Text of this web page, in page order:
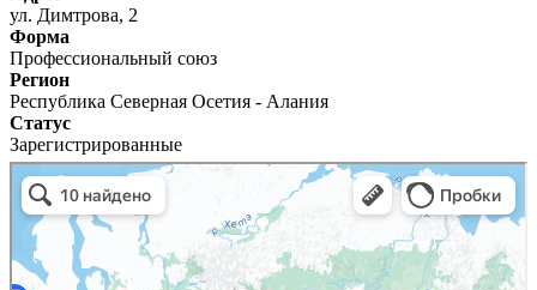
ул. Димтрова, 2
Форма
Профессиональный союз
Регион
Республика Северная Осетия - Алания
Статус
Зарегистрированные